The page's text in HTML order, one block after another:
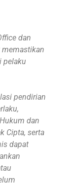
dan
pelaku
pendirian
dan
Cipta, serta
dapat